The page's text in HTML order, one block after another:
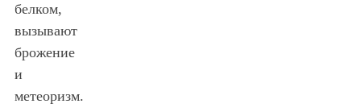
белком,
вызывают
брожение
и
метеоризм.